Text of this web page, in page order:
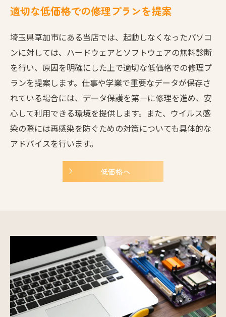
適切な低価格での修理プランを提案
埼玉県草加市にある当店では、起動しなくなったパソコ
ンに対しては、ハードウェアとソフトウェアの無料診断
を行い、原因を明確にした上で適切な低価格での修理プ
ランを提案します。仕事や学業で重要なデータが保存さ
れている場合には、データ保護を第一に修理を進め、安
心して利用できる環境を提供します。また、ウイルス感
染の際には再感染を防ぐための対策についても具体的な
アドバイスを行います。
低価格へ